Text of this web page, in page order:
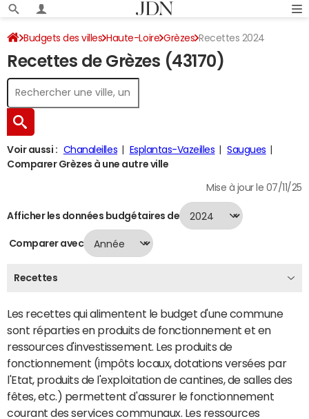
Budgets des villes Haute-Loire Grèzes Recettes 2024
Recettes de Grèzes (43170)
Voir aussi : Chanaleilles Esplantas-Vazeilles
Saugues
Comparer Grèzes à une autre ville
Mise à jour le 07/11/25
Afficher les données budgétaires de
Comparer avec
Recettes
Les recettes qui alimentent le budget d'une commune
sont réparties en produits de fonctionnement et en
ressources d'investissement. Les produits de
fonctionnement (impôts locaux, dotations versées par
l'Etat, produits de l'exploitation de cantines, de salles des
fêtes, etc.) permettent d'assurer le fonctionnement
courant des services communaux. Les ressources